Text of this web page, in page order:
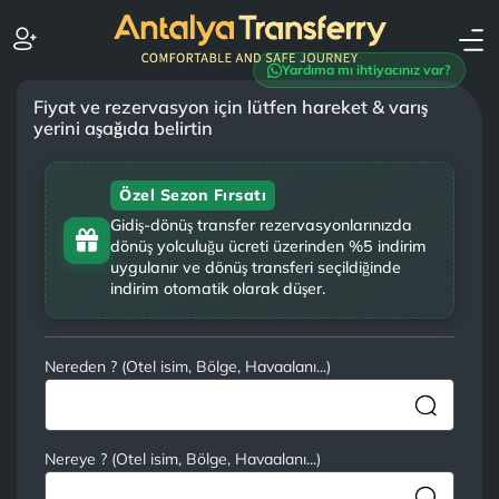
Yardıma mı ihtiyacınız var?
Fiyat ve rezervasyon için lütfen hareket & varış
yerini aşağıda belirtin
Özel Sezon Fırsatı
Gidiş-dönüş transfer rezervasyonlarınızda
dönüş yolculuğu ücreti üzerinden %5 indirim
uygulanır ve dönüş transferi seçildiğinde
indirim otomatik olarak düşer.
Nereden ? (Otel isim, Bölge, Havaalanı...)
Nereye ? (Otel isim, Bölge, Havaalanı...)